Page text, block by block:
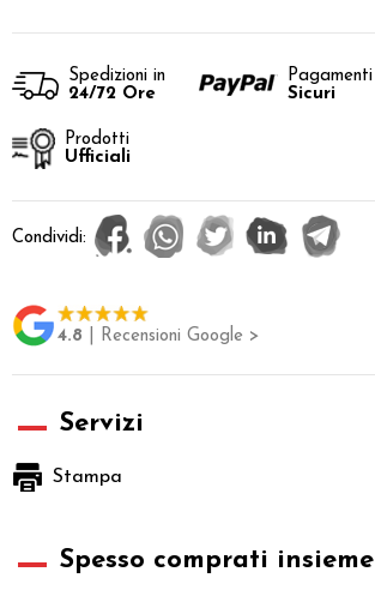
Spedizioni in
24/72 Ore
Pagamenti
Sicuri
Prodotti
Ufficiali
Condividi:
4.8 | Recensioni Google >
Servizi
Stampa
Spesso comprati insieme